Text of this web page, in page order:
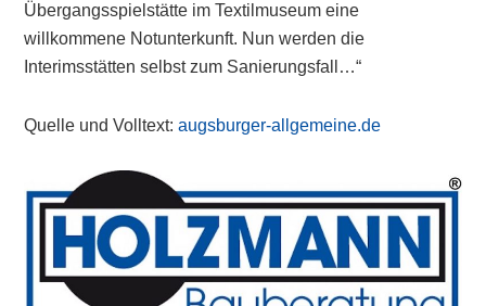
Übergangsspielstätte im Textilmuseum eine
willkommene Notunterkunft. Nun werden die
Interimsstätten selbst zum Sanierungsfall…“
Quelle und Volltext:augsburger-allgemeine.de
Primary
Sidebar